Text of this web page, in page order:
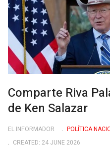
Comparte Riva
de Ken Salazar
EL INFORMADOR
POLÍ­TICA
CREATED: 24 JUNE 2026